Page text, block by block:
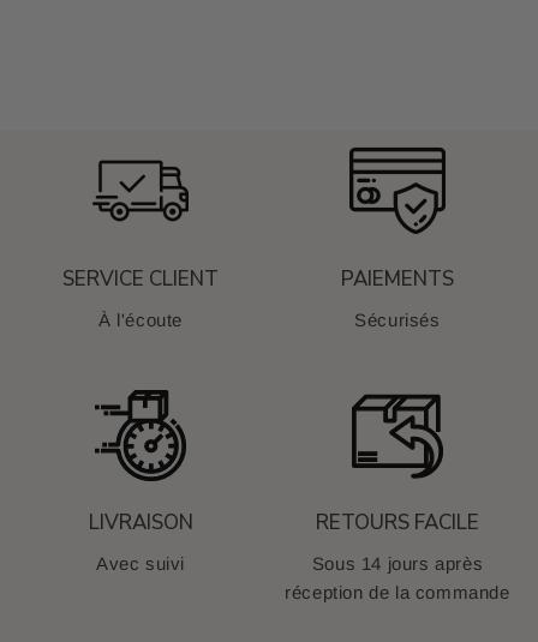
SERVICE CLIENT
À l'écoute
PAIEMENTS
Sécurisés
LIVRAISON
Avec suivi
RETOURS FACILE
Sous 14 jours après
réception de la commande